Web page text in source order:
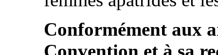
Conformément aux